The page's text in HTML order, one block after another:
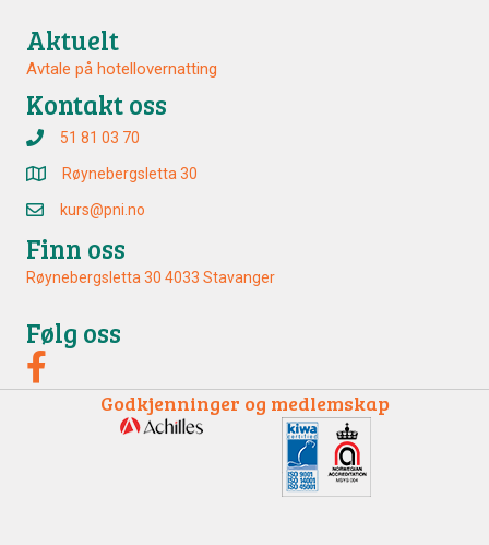
Aktuelt
Avtale på hotellovernatting
Kontakt oss
51 81 03 70
Røynebergsletta 30
kurs@pni.no
Finn oss
Røynebergsletta 30 4033 Stavanger
Følg oss
Godkjenninger og medlemskap